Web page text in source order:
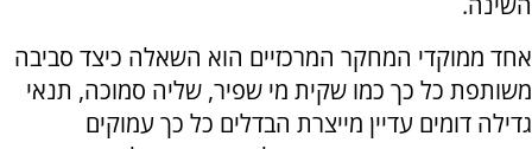
אחד ממוקדי המחקר המרכזיים הוא השאלה כיצד סביבה
משותפת כל כך כמו שקית מי שפיר, שליה סמוכה, תנאי
גדילה דומים עדיין מייצרת הבדלים כל כך עמוקים